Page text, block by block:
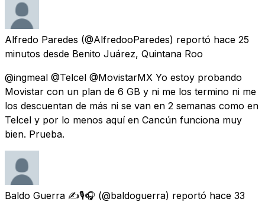
Alfredo Paredes (@AlfredooParedes) reportó hace 25
minutos desde Benito Juárez, Quintana Roo
@ingmeal @Telcel @MovistarMX Yo estoy probando
Movistar con un plan de 6 GB y ni me los termino ni me
los descuentan de más ni se van en 2 semanas como en
Telcel y por lo menos aquí en Cancún funciona muy
bien. Prueba.
Baldo Guerra ✍️🎙️🎧 (@baldoguerra) reportó hace 33